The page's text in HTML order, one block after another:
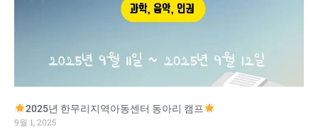
2025년 한무리지역아동센터 동아리 캠프
9월 1, 2025